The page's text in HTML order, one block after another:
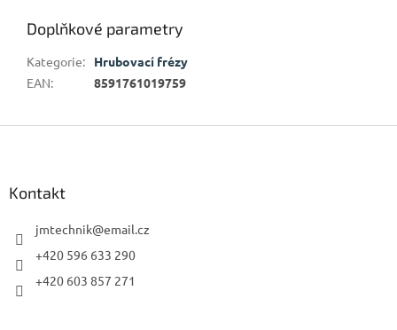
Doplňkové parametry
Kategorie:
Hrubovací frézy
EAN: 8591761019759
Kontakt
jmtechnik@email.cz
+420 596 633 290
+420 603 857 271